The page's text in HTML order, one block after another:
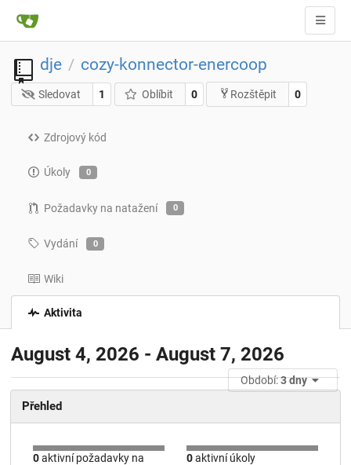
dje / cozy-konnector-enercoop
Sledovat 1 Oblíbit 0 Rozštěpit 0
Zdrojový kód
Úkoly 0
Požadavky na natažení 0
Vydání 0
Wiki
Aktivita
August 4, 2026 - August 7, 2026
Období:3 dny
Přehled
0aktivní požadavky na
0aktivní úkoly